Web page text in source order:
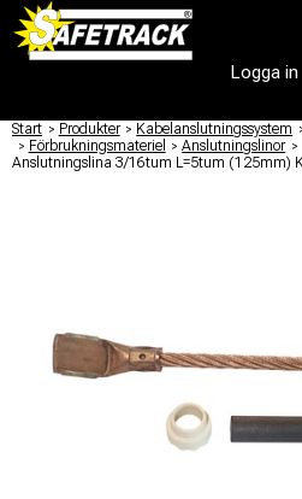
Logga in
Start / Produkter / Kabelanslutningssystem /
/ Förbrukningsmateriel / Anslutningslinor /
Anslutningslina 3/16tum L=5tum (125mm)